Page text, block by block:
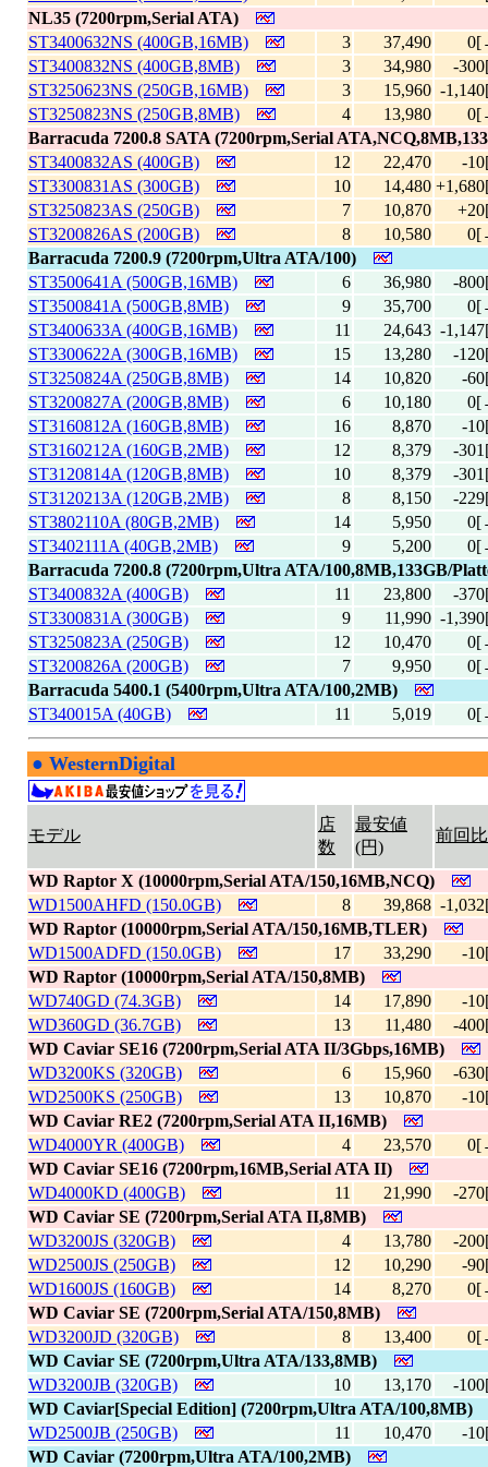
NL35 (7200rpm,Serial ATA)
ST3400632NS (400GB,16MB)
3 37,490
ST3400832NS (400GB,8MB)
3 34,980
-
ST3250623NS (250GB,16MB)
3 15,960 -
ST3250823NS (250GB,8MB)
4 13,980
Barracuda 7200.8 SATA (7200rpm,Serial
ST3400832AS (400GB)
12 22,470
-
ST3300831AS (300GB)
10 14,480
ST3250823AS (250GB)
7 10,870
ST3200826AS (200GB)
8 10,580
Barracuda 7200.9 (7200rpm,Ultra ATA/100)
ST3500641A (500GB,16MB)
6 36,980
-
ST3500841A (500GB,8MB)
9 35,700
ST3400633A (400GB,16MB)
11 24,643 -
ST3300622A (300GB,16MB)
15 13,280
-
ST3250824A (250GB,8MB)
14 10,820
-
ST3200827A (200GB,8MB)
6 10,180
ST3160812A (160GB,8MB)
16 8,870
-
ST3160212A (160GB,2MB)
12 8,379
-
ST3120814A (120GB,8MB)
10 8,379
-
ST3120213A (120GB,2MB)
8 8,150
-
ST3802110A (80GB,2MB)
14 5,950
ST3402111A (40GB,2MB)
9 5,200
Barracuda 7200.8 (7200rpm,Ultra ATA/100,8MB,133GB/
ST3400832A (400GB)
11 23,800
-
ST3300831A (300GB)
9 11,990 -
ST3250823A (250GB)
12 10,470
ST3200826A (200GB)
7 9,950
Barracuda 5400.1 (5400rpm,Ultra ATA/100,2MB)
ST340015A (40GB)
11 5,019
● WesternDigital
モデル
店
数
最安値
(円)
前回比
WD Raptor X (10000rpm,Serial ATA/150,16MB,NCQ)
WD1500AHFD (150.0GB)
8 39,868 -
WD Raptor (10000rpm,Serial ATA/150,16MB,TLER)
WD1500ADFD (150.0GB)
17 33,290
-
WD Raptor (10000rpm,Serial ATA/150,8MB)
WD740GD (74.3GB)
14 17,890
-
WD360GD (36.7GB)
13 11,480
-
WD Caviar SE16 (7200rpm,Serial ATA II/3Gbps,16MB)
WD3200KS (320GB)
6 15,960
-
WD2500KS (250GB)
13 10,870
-
WD Caviar RE2 (7200rpm,Serial ATA II,16MB)
WD4000YR (400GB)
4 23,570
WD Caviar SE16 (7200rpm,16MB,Serial ATA II)
WD4000KD (400GB)
11 21,990
-
WD Caviar SE (7200rpm,Serial ATA II,8MB)
WD3200JS (320GB)
4 13,780
-
WD2500JS (250GB)
12 10,290
-
WD1600JS (160GB)
14 8,270
WD Caviar SE (7200rpm,Serial ATA/150,8MB)
WD3200JD (320GB)
8 13,400
WD Caviar SE (7200rpm,Ultra ATA/133,8MB)
WD3200JB (320GB)
10 13,170
-
WD Caviar[Special Edition] (7200rpm,Ultra ATA/100,8MB)
WD2500JB (250GB)
11 10,470
-
WD Caviar (7200rpm,Ultra ATA/100,2MB)